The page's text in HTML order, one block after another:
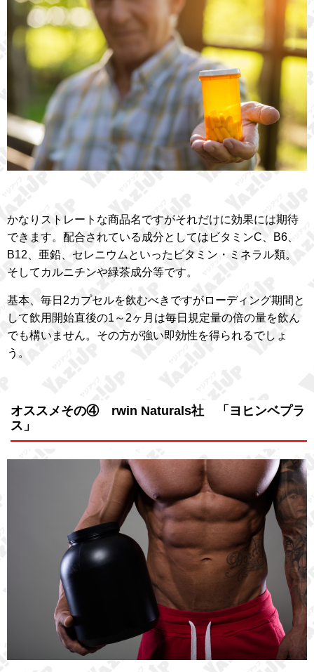
かなりストレートな商品名ですがそれだけに効果には期待
できます。配合されている成分としてはビタミンC、B6、
B12、亜鉛、セレニウムといったビタミン・ミネラル類。
そしてカルニチンや緑茶成分等です。
基本、毎日2カプセルを飲むべきですがローディング期間と
して飲用開始直後の1～2ヶ月は毎日規定量の倍の量を飲ん
でも構いません。その方が強い即効性を得られるでしょ
う。
オススメその④ rwin Naturals社 「ヨヒンベプラ
ス」